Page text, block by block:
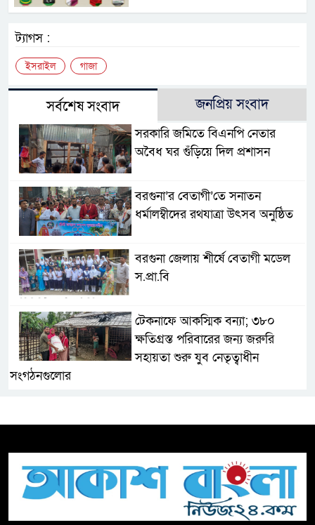
ট্যাগস :
ইসরাইল গাজা
সর্বশেষ সংবাদ জনপ্রিয় সংবাদ
সরকারি জমিতে বিএনপি নেতার
অবৈধ ঘর গুঁড়িয়ে দিল প্রশাসন
বরগুনা’র বেতাগী’তে সনাতন
ধর্মালম্বীদের রথযাত্রা উৎসব অনুষ্ঠিত
বরগুনা জেলায় শীর্ষে বেতাগী মডেল
স.প্রা.বি
টেকনাফে আকস্মিক বন্যা; ৩৮০
ক্ষতিগ্রস্ত পরিবারের জন্য জরুরি
সহায়তা শুরু যুব নেতৃত্বাধীন
সংগঠনগুলোর
টিকটকে অশালীন কনটেন্ট ও অনলাইন
হয়রানির অভিযোগে ব্রাহ্মণবাড়িয়ায়